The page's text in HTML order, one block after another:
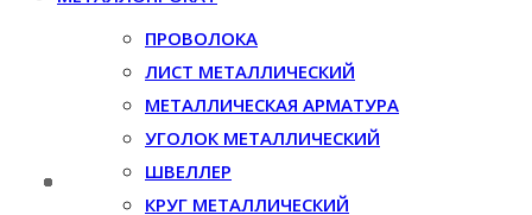
ПРОВОЛОКА
ЛИСТ МЕТАЛЛИЧЕСКИЙ
МЕТАЛЛИЧЕСКАЯ АРМАТУРА
УГОЛОК МЕТАЛЛИЧЕСКИЙ
ШВЕЛЛЕР
КРУГ МЕТАЛЛИЧЕСКИЙ